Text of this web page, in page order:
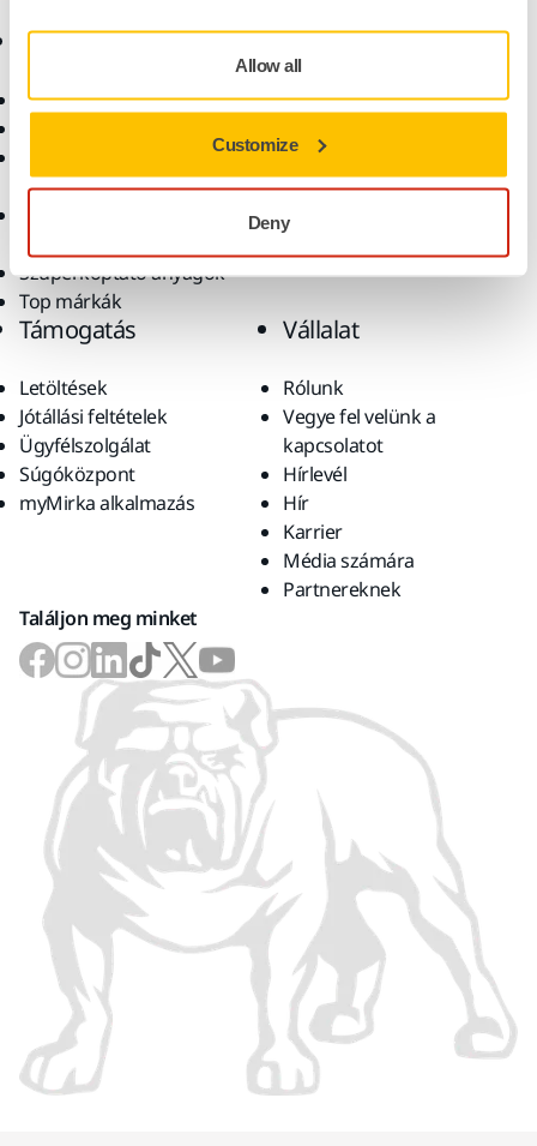
Allow all
Customize
Deny
Termékek
Elektromos szerszámok
polírpaszták
Szuperkoptató anyagok
Top márkák
Tudásbázis
Iparágak
Megoldások
Támogatás
Letöltések
Jótállási feltételek
Ügyfélszolgálat
Súgóközpont
myMirka alkalmazás
Vállalat
Rólunk
Vegye fel velünk a
kapcsolatot
Hírlevél
Hír
Karrier
Média számára
Partnereknek
Találjon meg minket